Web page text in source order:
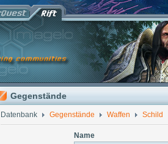
Gegenstände
Datenbank Gegenstände Waffen Schild
Name